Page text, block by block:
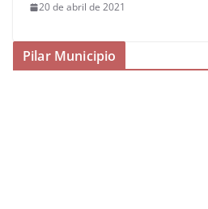
20 de abril de 2021
Pilar Municipio